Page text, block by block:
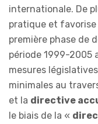
internationale. De
pratique et
première phase de
période 1999-2005
mesures
minimales au
et la directive
le biais de la «